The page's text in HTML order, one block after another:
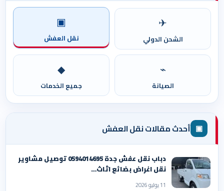
✈
الشحن الدولي
▣
نقل العفش
⌁
الصيانة
◆
جميع الخدمات
▣ أحدث مقالات نقل العفش
دباب نقل عفش جدة 0594014695 توصيل مشاوير
نقل اغراض بضائع اثاث…
11 يوليو 2026